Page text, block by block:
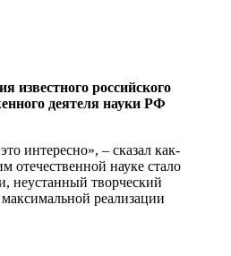
известного российского
деятеля науки РФ
интересно», – сказал как-
отечественной науке стало
неустанный творческий
реализации